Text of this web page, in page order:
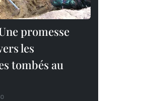
promesse
les
tombés au